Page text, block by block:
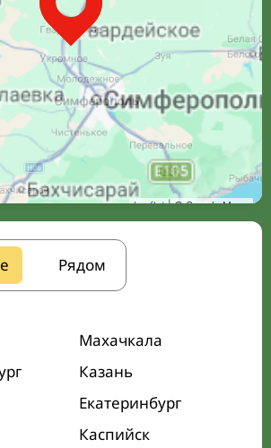
Leaflet| © Google Maps
Рядом
Махачкала
Казань
Екатеринбург
Каспийск